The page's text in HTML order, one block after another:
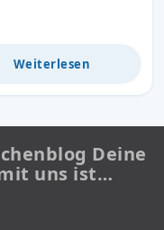
Weiterlesen
Deine
uns ist…